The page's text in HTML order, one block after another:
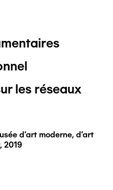
les réseaux
d'art moderne, d'art
2019